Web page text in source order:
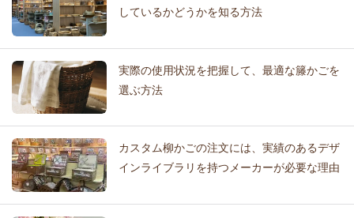
しているかどうかを知る方法
実際の使用状況を把握して、最適な籐かごを
選ぶ方法
カスタム柳かごの注文には、実績のあるデザ
インライブラリを持つメーカーが必要な理由